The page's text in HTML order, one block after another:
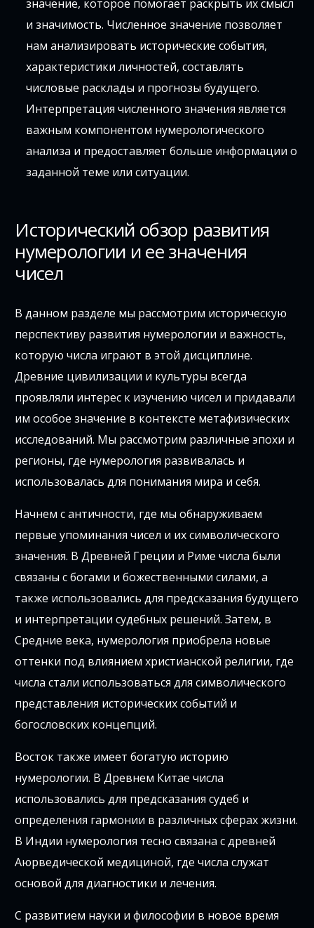
значение, которое помогает раскрыть их смысл
и значимость. Численное значение позволяет
нам анализировать исторические события,
характеристики личностей, составлять
числовые расклады и прогнозы будущего.
Интерпретация численного значения является
важным компонентом нумерологического
анализа и предоставляет больше информации о
заданной теме или ситуации.
Исторический обзор развития
нумерологии и ее значения
чисел
В данном разделе мы рассмотрим историческую
перспективу развития нумерологии и важность,
которую числа играют в этой дисциплине.
Древние цивилизации и культуры всегда
проявляли интерес к изучению чисел и придавали
им особое значение в контексте метафизических
исследований. Мы рассмотрим различные эпохи и
регионы, где нумерология развивалась и
использовалась для понимания мира и себя.
Начнем с античности, где мы обнаруживаем
первые упоминания чисел и их символического
значения. В Древней Греции и Риме числа были
связаны с богами и божественными силами, а
также использовались для предсказания будущего
и интерпретации судебных решений. Затем, в
Средние века, нумерология приобрела новые
оттенки под влиянием христианской религии, где
числа стали использоваться для символического
представления исторических событий и
богословских концепций.
Восток также имеет богатую историю
нумерологии. В Древнем Китае числа
использовались для предсказания судеб и
определения гармонии в различных сферах жизни.
В Индии нумерология тесно связана с древней
Аюрведической медициной, где числа служат
основой для диагностики и лечения.
С развитием науки и философии в новое время